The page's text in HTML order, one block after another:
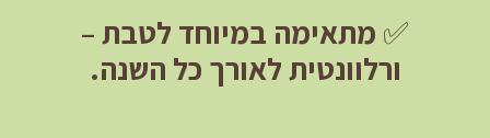
✅ מתאימה במיוחד לטבת –
ורלוונטית לאורך כל השנה.